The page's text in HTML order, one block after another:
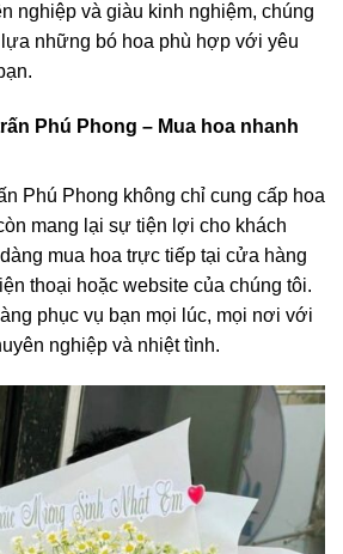
nghiệp và giàu kinh nghiệm, chúng
những bó hoa phù hợp với yêu
Phú Phong – Mua hoa nhanh
Phú Phong không chỉ cung cấp hoa
mang lại sự tiện lợi cho khách
mua hoa trực tiếp tại cửa hàng
thoại hoặc website của chúng tôi.
phục vụ bạn mọi lúc, mọi nơi với
nghiệp và nhiệt tình.